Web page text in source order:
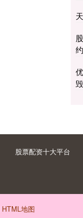
股票配资十大平台
HTML地图